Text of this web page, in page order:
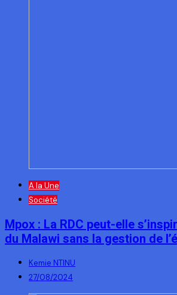
A la Une
Société
Mpox : La RDC peut-elle
du Malawi sans la gestion de
Kemie NTINU
27/08/2024